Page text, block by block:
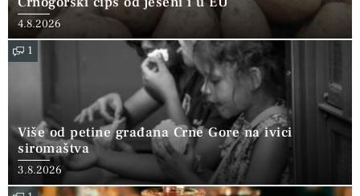
4.8.2026
1
Više od petine građana Crne Gore na ivici
siromaštva
3.8.2026